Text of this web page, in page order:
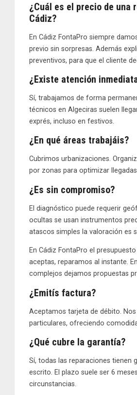
¿Cuál es el precio de una
Cádiz?
En Cádiz FontaPro siempre
previo sin sorpresas. Además
preventivos, para que el cliente
¿Existe atención
Sí, trabajamos de forma
técnicos en Algeciras suelen
exprés, incluso en festivos.
¿En qué áreas trabajáis?
Cubrimos urbanizaciones.
por zonas para optimizar
¿Es sin compromiso?
El diagnóstico puede requerir
ocultas se usan instrumentos
atascos simples la valoración es
En Cádiz FontaPro el
aceptas, reparamos al instante.
complejos dejamos propuestas
¿Emitís factura?
Aceptamos tarjeta de débito.
particulares, ofreciendo
¿Qué cubre la garantía?
Sí, todas las reparaciones tienen
escrito. El plazo suele ser 6
circunstancias.